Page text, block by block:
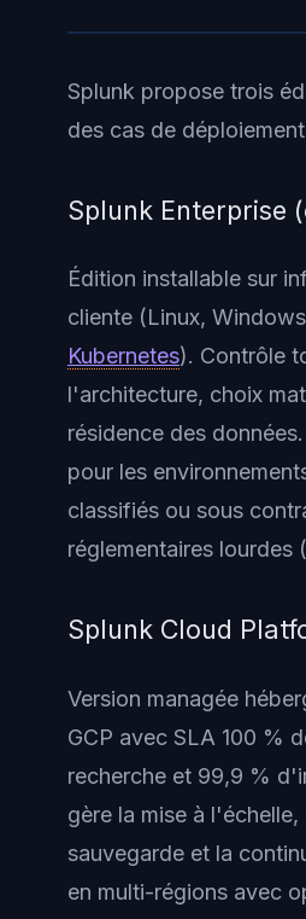
Splunk propose trois
des cas de
Splunk Enterprise
Édition installable sur
cliente (Linux,
Kubernetes). Contrôle
l'architecture, choix
résidence des
pour les
classifiés ou sous
réglementaires lourdes
Splunk Cloud
Version managée
GCP avec SLA 100 %
recherche et 99,9 %
gère la mise à
sauvegarde et la
en multi-régions avec